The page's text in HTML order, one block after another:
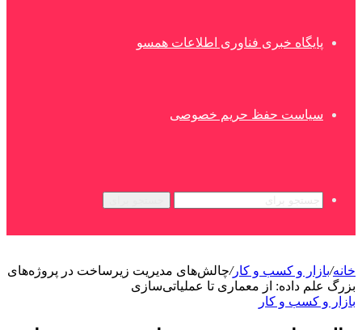
پایگاه خبری فناوری اطلاعات همسو
سیاست حفظ حریم خصوصی
خانه/بازار و کسب و کار/چالش‌های مدیریت زیرساخت در پروژه‌های
بزرگ علم داده: از معماری تا عملیاتی‌سازی
بازار و کسب و کار